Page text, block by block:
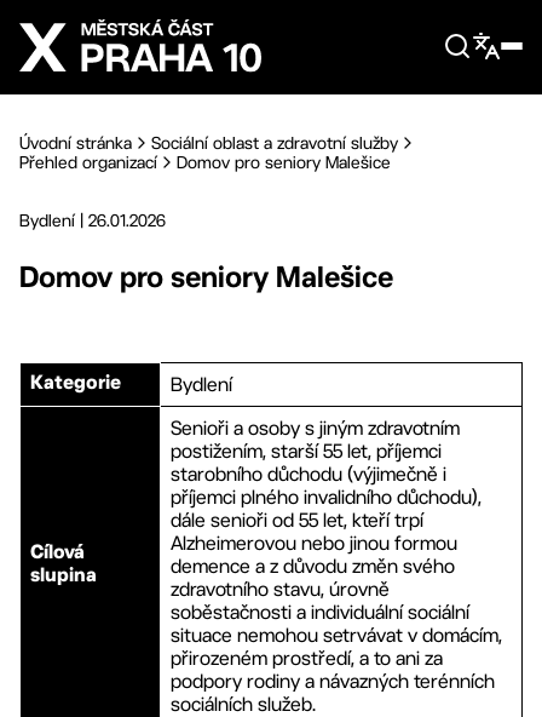
Přejít na hlavní obsah
Úvodní stránka
Sociální oblast a zdravotní služby
Přehled organizací
Domov pro seniory Malešice
Bydlení 26.01.2026
Domov pro seniory Malešice
Kategorie Bydlení
Cílová
slupina
Senioři a osoby s jiným zdravotním
postižením, starší 55 let, příjemci
starobního důchodu (výjimečně i
příjemci plného invalidního důchodu),
dále senioři od 55 let, kteří trpí
Alzheimerovou nebo jinou formou
demence a z důvodu změn svého
zdravotního stavu, úrovně
soběstačnosti a individuální sociální
situace nemohou setrvávat v domácím,
přirozeném prostředí, a to ani za
podpory rodiny a návazných terénních
sociálních služeb.